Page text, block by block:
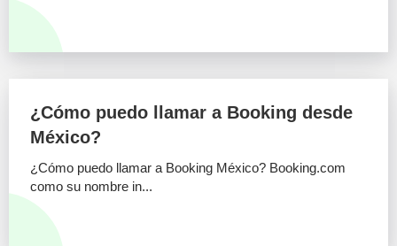
¿Cómo puedo llamar a Booking desde
México?
¿Cómo puedo llamar a Booking México? Booking.com
como su nombre in...